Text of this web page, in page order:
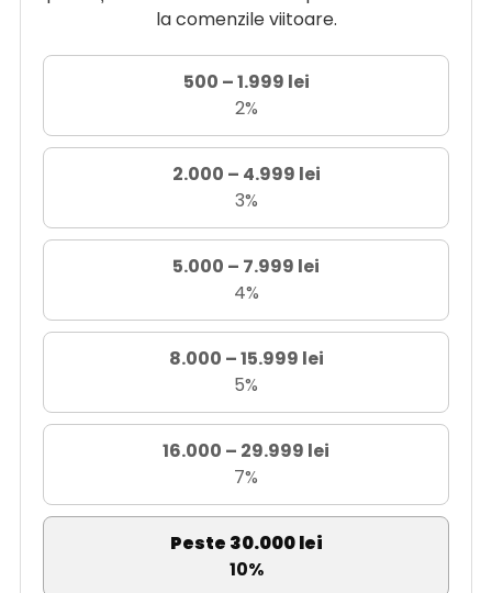
la comenzile viitoare.
500 – 1.999 lei
2%
2.000 – 4.999 lei
3%
5.000 – 7.999 lei
4%
8.000 – 15.999 lei
5%
16.000 – 29.999 lei
7%
Peste 30.000 lei
10%